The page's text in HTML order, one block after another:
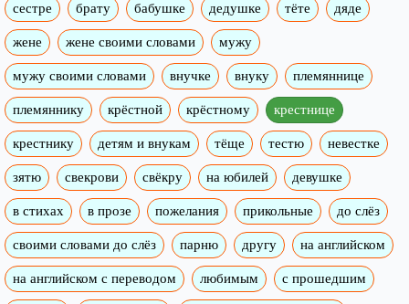
сестре брату бабушке дедушке тёте дяде
жене жене своими словами мужу
мужу своими словами внучке внуку племяннице
племяннику крёстной крёстному крестнице
крестнику детям и внукам тёще тестю невестке
зятю свекрови свёкру на юбилей девушке
в стихах в прозе пожелания прикольные до слёз
своими словами до слёз парню другу на английском
на английском с переводом любимым с прошедшим